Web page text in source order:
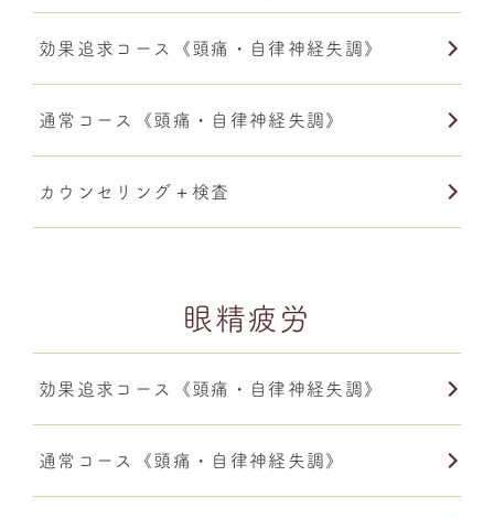
効果追求コース《頭痛・自律神経失調》
通常コース《頭痛・自律神経失調》
カウンセリング＋検査
眼精疲労
効果追求コース《頭痛・自律神経失調》
通常コース《頭痛・自律神経失調》